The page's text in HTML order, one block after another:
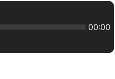
00:00